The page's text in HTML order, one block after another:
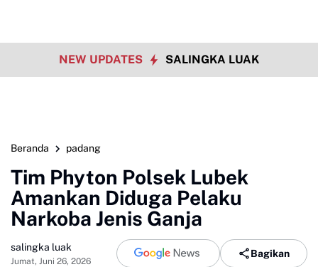
NEW UPDATES SALINGKA LUAK
Beranda padang
Tim Phyton Polsek Lubek
Amankan Diduga Pelaku
Narkoba Jenis Ganja
salingka luak
Jumat, Juni 26, 2026
Bagikan